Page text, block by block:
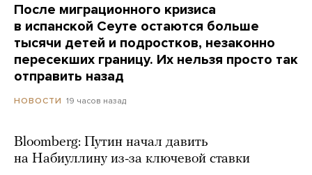
После миграционного кризиса
в испанской Сеуте остаются больше
тысячи детей и подростков, незаконно
пересекших границу. Их нельзя просто так
отправить назад
НОВОСТИ 19 часов назад
Bloomberg: Путин начал давить
на Набиуллину из-за ключевой ставки